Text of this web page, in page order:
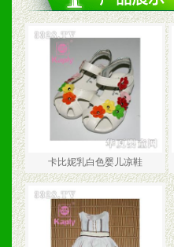
卡比妮乳白色婴儿凉鞋